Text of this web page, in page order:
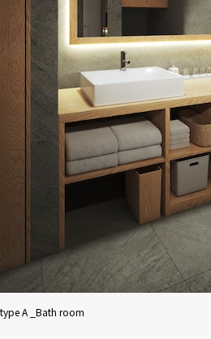
type A _Bath room